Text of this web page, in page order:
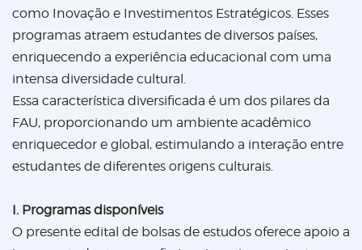
como Inovação e Investimentos Estratégicos. Esses
programas atraem estudantes de diversos países,
enriquecendo a experiência educacional com uma
intensa diversidade cultural.
Essa característica diversificada é um dos pilares da
FAU, proporcionando um ambiente acadêmico
enriquecedor e global, estimulando a interação entre
estudantes de diferentes origens culturais.
I. Programas disponíveis
O presente edital de bolsas de estudos oferece apoio a